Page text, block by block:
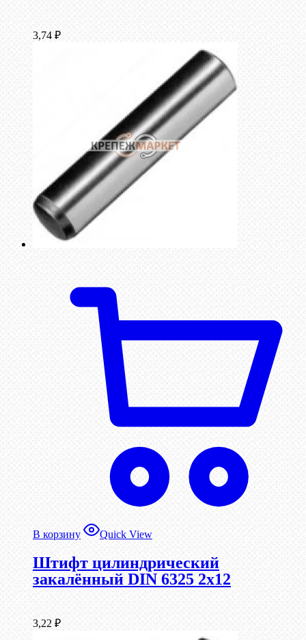
3,74 ₽
В корзину Quick View
Штифт цилиндрический
закалённый DIN 6325 2х12
3,22 ₽